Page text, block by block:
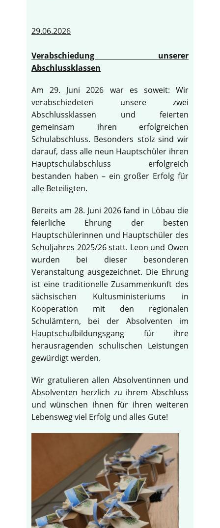
29.06.2026
Verabschiedung unserer
Abschlussklassen
Am 29. Juni 2026 war es soweit: Wir
verabschiedeten unsere zwei
Abschlussklassen und feierten
gemeinsam ihren erfolgreichen
Schulabschluss. Besonders stolz sind wir
darauf, dass alle neun Hauptschüler ihren
Hauptschulabschluss erfolgreich
bestanden haben – ein großer Erfolg für
alle Beteiligten.
Bereits am 28. Juni 2026 fand in Löbau die
feierliche Ehrung der besten
Hauptschülerinnen und Hauptschüler des
Schuljahres 2025/26 statt. Leon und Owen
wurden bei dieser besonderen
Veranstaltung ausgezeichnet. Die Ehrung
ist eine traditionelle Zusammenkunft des
sächsischen Kultusministeriums in
Kooperation mit den regionalen
Schulämtern, bei der Absolventen im
Hauptschulbildungsgang für ihre
herausragenden schulischen Leistungen
gewürdigt werden.
Wir gratulieren allen Absolventinnen und
Absolventen herzlich zu ihrem Abschluss
und wünschen ihnen für ihren weiteren
Lebensweg viel Erfolg und alles Gute!